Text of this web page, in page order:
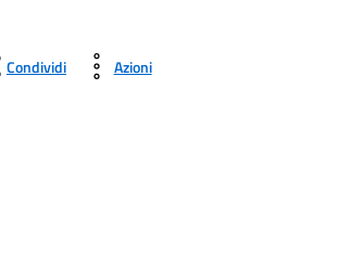
Condividi Azioni